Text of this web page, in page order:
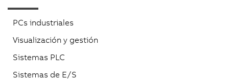
PCs industriales
Visualización y gestión
Sistemas PLC
Sistemas de E/S